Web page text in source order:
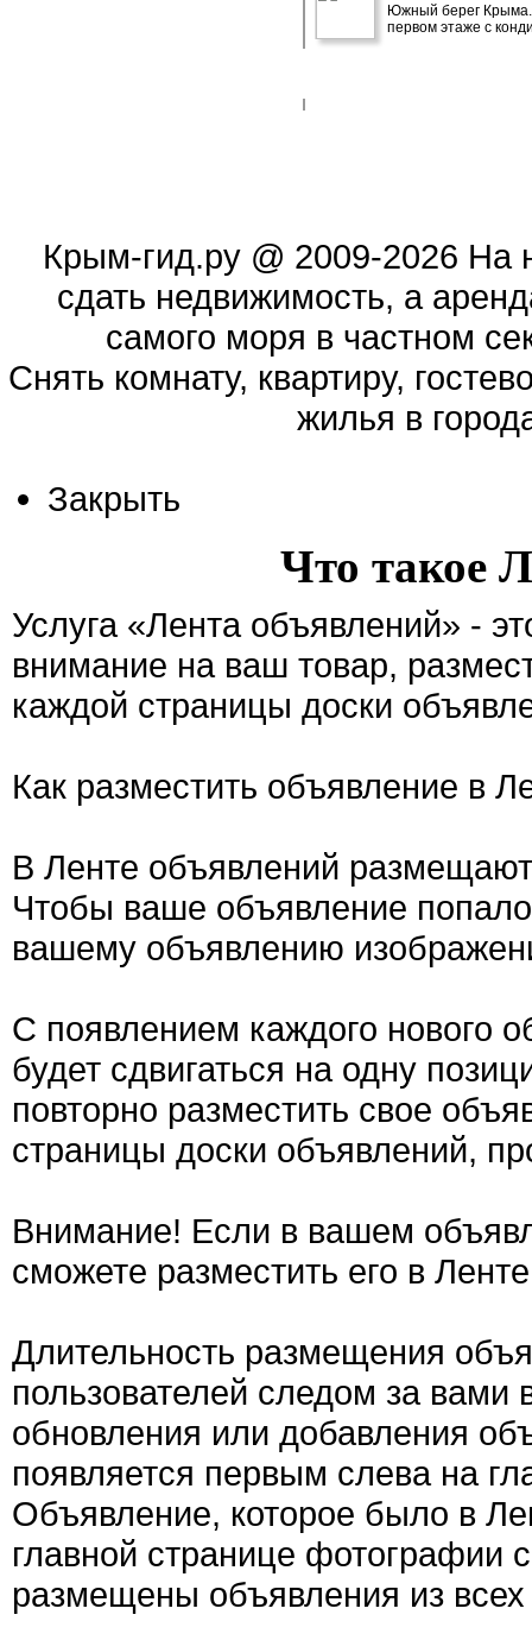
Южный берег
первом этаже с
Крым-гид.ру@ 2009-2026 На
сдать недвижимость, а
самого моря в частном
Cнять комнату, квартиру,
жилья в
Закрыть
Что такое
Услуга «Лента объявлений» -
внимание на ваш товар,
каждой страницы доски
Как разместить объявление в
В Ленте объявлений
Чтобы ваше объявление
вашему объявлению
С появлением каждого нового
будет сдвигаться на одну
повторно разместить свое
страницы доски объявлений,
Внимание! Если в вашем
сможете разместить его в
Длительность размещения
пользователей следом за вами
обновления или добавления
появляется первым слева на
Объявление, которое было в
главной странице фотографии
размещены объявления из всех